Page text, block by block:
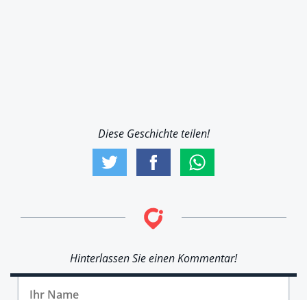
Diese Geschichte teilen!
Hinterlassen Sie einen Kommentar!